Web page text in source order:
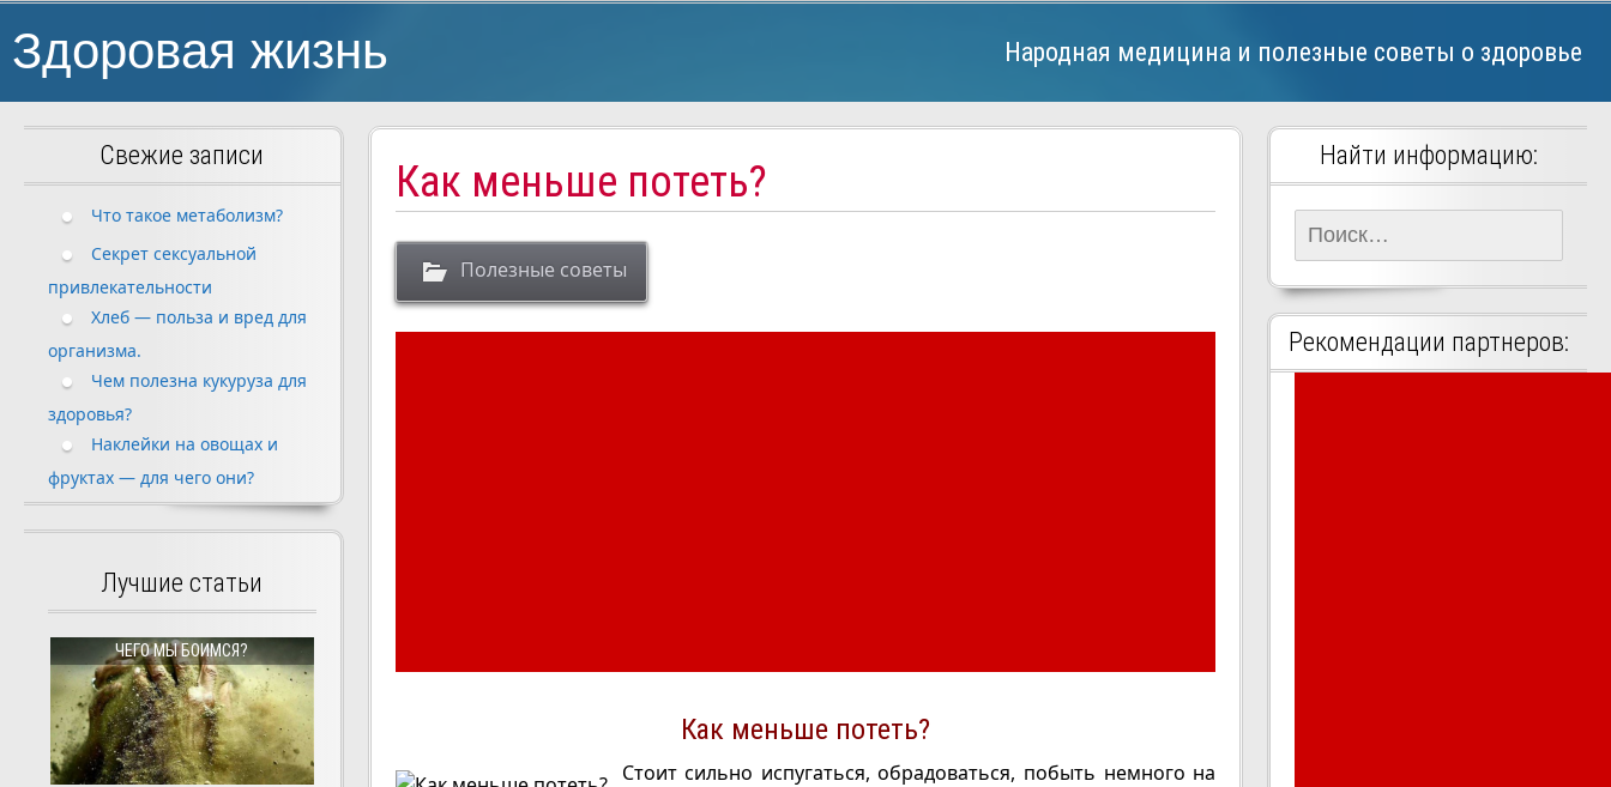
Здоровая жизнь Народная медицина и полезные советы о здоровье
Как меньше потеть?
Полезные советы
Как меньше потеть?
Стоит сильно испугаться, обрадоваться, побыть немного на
Свежие записи
Что такое метаболизм?
Секрет сексуальной
привлекательности
Хлеб — польза и вред для
организма.
Чем полезна кукуруза для
здоровья?
Наклейки на овощах и
фруктах — для чего они?
Лучшие статьи
ЧЕГО МЫ БОИМСЯ?
Найти информацию:
Рекомендации партнеров: